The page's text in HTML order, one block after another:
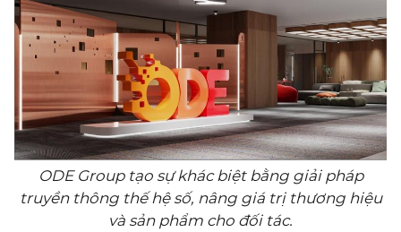
ODE Group tạo sự khác biệt bằng giải pháp
truyền thông thế hệ số, nâng giá trị thương hiệu
và sản phẩm cho đối tác.